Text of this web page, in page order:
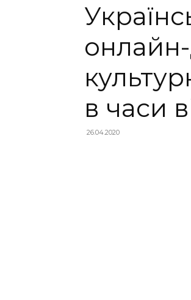
в часи
26.04.2020